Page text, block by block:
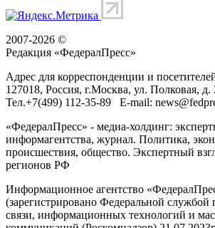
2007-2026 ©
Редакция «ФедералПресс»
Адрес для корреспонденции и
127018, Россия, г.Москва, ул. Полковая, д.
Тел.+7(499) 112-35-89 E-mail:
«ФедералПресс» - медиа-холдинг:
информагентства, журнал. Политика,
происшествия, общество. Экспертный
регионов РФ
Информационное агентство
(зарегистрировано Федеральной службой
связи, информационных технологий и